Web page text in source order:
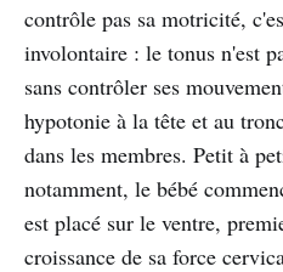
contrôle pas sa motricité,
involontaire : le tonus n'est
sans contrôler ses
hypotonie à la tête et au
dans les membres. Petit à
notamment, le bébé
est placé sur le ventre,
croissance de sa force